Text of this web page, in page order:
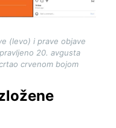
(levo) i prave objave
20. avgusta
crvenom bojom